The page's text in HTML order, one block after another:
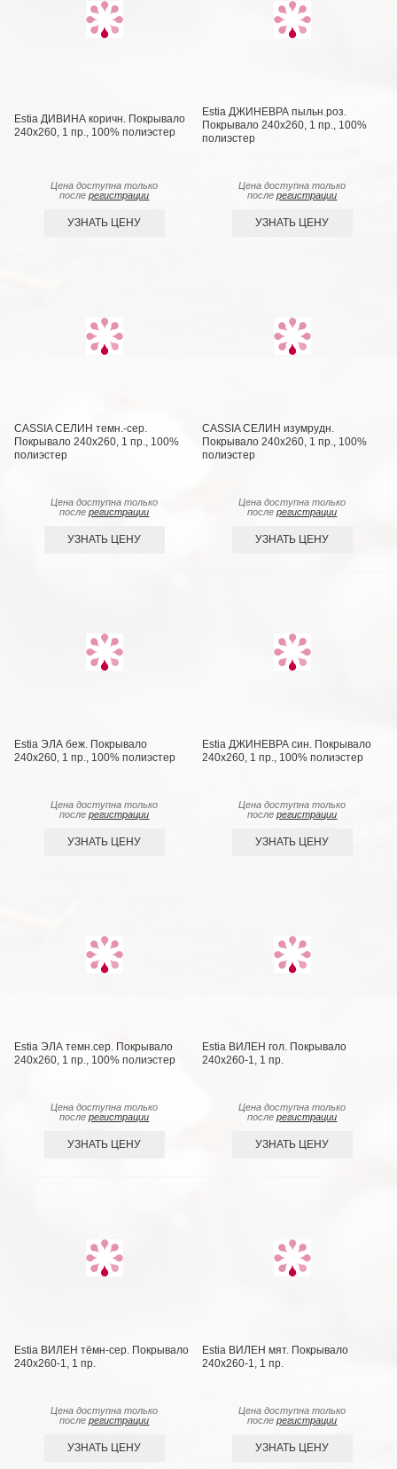
Estia ДИВИНА коричн. Покрывало
240х260, 1 пр., 100% полиэстер
Цена доступна только
послерегистрации
УЗНАТЬ ЦЕНУ
Estia ДЖИНЕВРА пыльн.роз.
Покрывало 240х260, 1 пр., 100%
полиэстер
Цена доступна только
послерегистрации
УЗНАТЬ ЦЕНУ
CASSIA СЕЛИН темн.-сер.
Покрывало 240х260, 1 пр., 100%
полиэстер
Цена доступна только
послерегистрации
УЗНАТЬ ЦЕНУ
CASSIA СЕЛИН изумрудн.
Покрывало 240х260, 1 пр., 100%
полиэстер
Цена доступна только
послерегистрации
УЗНАТЬ ЦЕНУ
Estia ЭЛА беж. Покрывало
240х260, 1 пр., 100% полиэстер
Цена доступна только
послерегистрации
УЗНАТЬ ЦЕНУ
Estia ДЖИНЕВРА син. Покрывало
240х260, 1 пр., 100% полиэстер
Цена доступна только
послерегистрации
УЗНАТЬ ЦЕНУ
Estia ЭЛА темн.сер. Покрывало
240х260, 1 пр., 100% полиэстер
Цена доступна только
послерегистрации
УЗНАТЬ ЦЕНУ
Estia ВИЛЕН гол. Покрывало
240х260-1, 1 пр.
Цена доступна только
послерегистрации
УЗНАТЬ ЦЕНУ
Estia ВИЛЕН тёмн-сер. Покрывало
240х260-1, 1 пр.
Цена доступна только
послерегистрации
УЗНАТЬ ЦЕНУ
Estia ВИЛЕН мят. Покрывало
240х260-1, 1 пр.
Цена доступна только
послерегистрации
УЗНАТЬ ЦЕНУ